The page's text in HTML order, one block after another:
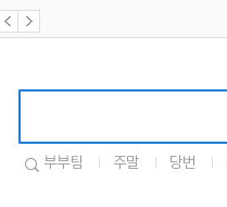
부부팀 주말 당번